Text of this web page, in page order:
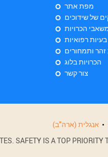
מפת אתר
של שידוכים
הכרויות
בעיות רפואיות
ותמחורים
הכרויות בלוג
צור קשר
אנגלית (ארה"ב)
SAFETY IS A TOP